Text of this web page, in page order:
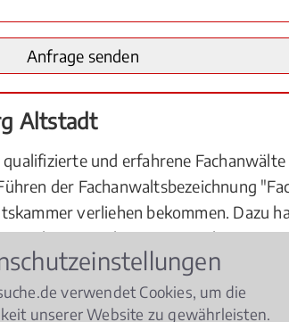
Altstadt
und erfahrene Fachanwälte
der Fachanwaltsbezeichnung
verliehen bekommen. Dazu
in Theorie und Praxis erworben.
bearbeitet.
FachgebietStrafrechtangeeignet und
nach ihrer Ernennung jährlich
verwendet Cookies, um die
unserer Website zu gewährleisten.